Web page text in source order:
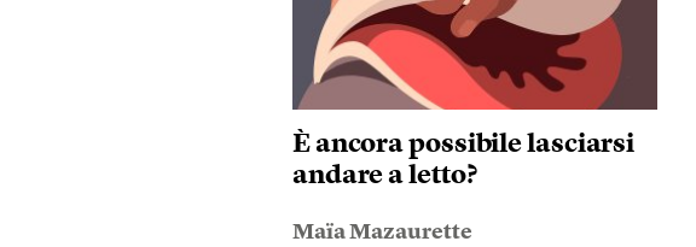
È ancora possibile lasciarsi
andare a letto?
Maïa Mazaurette